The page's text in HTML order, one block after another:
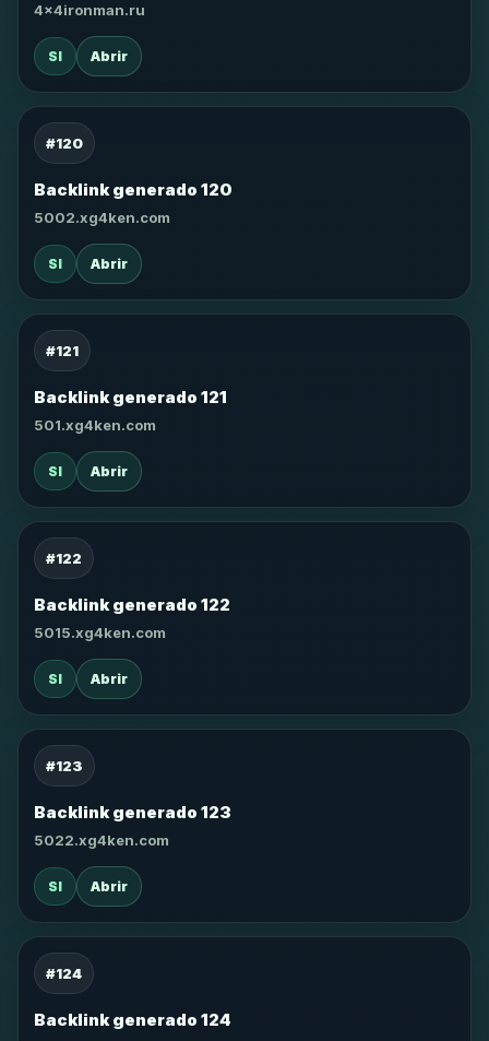
4x4ironman.ru
SI Abrir
#120
Backlink generado 120
5002.xg4ken.com
SI Abrir
#121
Backlink generado 121
501.xg4ken.com
SI Abrir
#122
Backlink generado 122
5015.xg4ken.com
SI Abrir
#123
Backlink generado 123
5022.xg4ken.com
SI Abrir
#124
Backlink generado 124